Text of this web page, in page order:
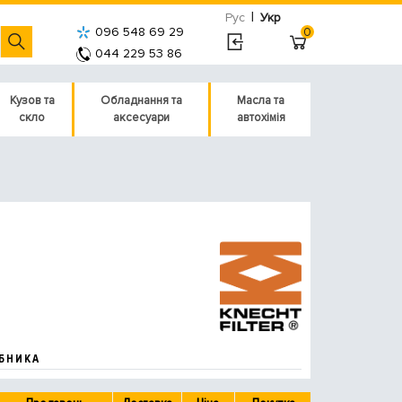
Рус | Укр
096 548 69 29
044 229 53 86
0
Кузов та
скло
Обладнання та
аксесуари
Масла та
автохімія